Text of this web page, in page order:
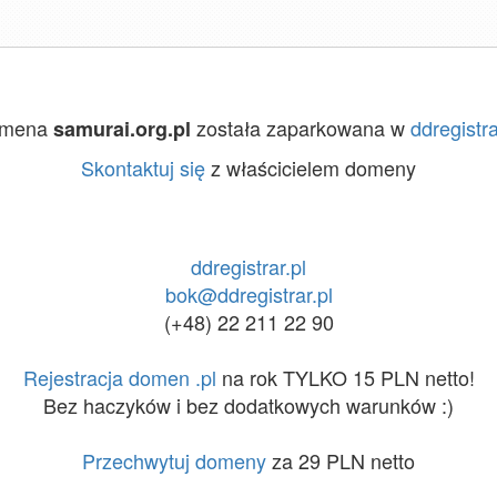
samurai.org.pl została zaparkowana w
Skontaktuj sięz właścicielem domeny
ddregistrar.pl
bok@ddregistrar.pl
(+48) 22 211 22 90
Rejestracja domen .pl na rok TYLKO 15 PLN netto!
Bez haczyków i bez dodatkowych warunków :)
Przechwytuj domenyza 29 PLN netto